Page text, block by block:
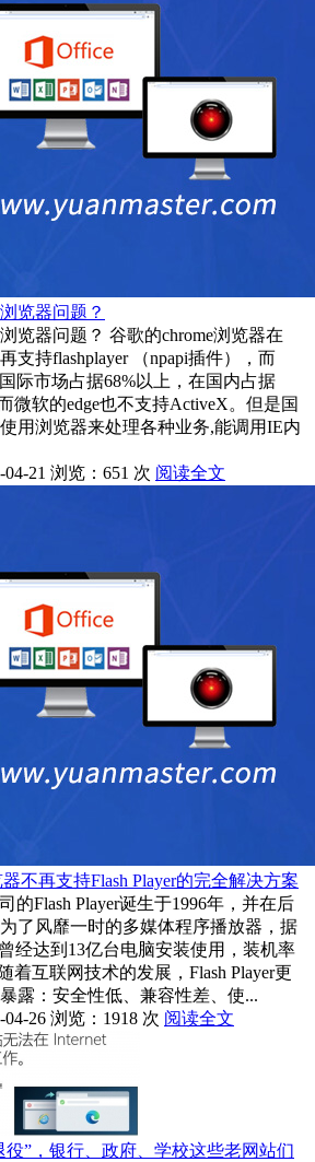
览器问题？
览器问题？ 谷歌的chrome浏览器在
支持flashplayer （npapi插件），而
际市场占据68%以上，在国内占据
微软的edge也不支持ActiveX。但是国
用浏览器来处理各种业务,能调用IE内
21 浏览：651 次 阅读全文
不再支持Flash Player的完全解决方案
的Flash Player诞生于1996年，并在后
了风靡一时的多媒体程序播放器，据
经达到13亿台电脑安装使用，装机率
着互联网技术的发展，Flash Player更
露：安全性低、兼容性差、使...
26 浏览：1918 次 阅读全文
役”，银行、政府、学校这些老网站们